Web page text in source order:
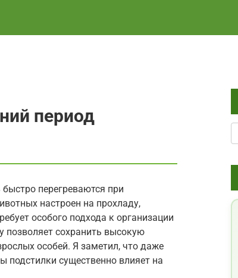
период
перегреваются при
настроен на прохладу,
особого подхода к организации
позволяет сохранить высокую
особей. Я заметил, что даже
существенно влияет на